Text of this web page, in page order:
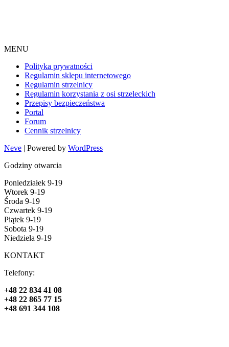
MENU
Polityka prywatności
Regulamin sklepu internetowego
Regulamin strzelnicy
Regulamin korzystania z osi strzeleckich
Przepisy bezpieczeństwa
Portal
Forum
Cennik strzelnicy
Neve | Powered by WordPress
Godziny otwarcia
Poniedziałek 9-19
Wtorek 9-19
Środa 9-19
Czwartek 9-19
Piątek 9-19
Sobota 9-19
Niedziela 9-19
KONTAKT
Telefony:
+48 22 834 41 08
+48 22 865 77 15
+48 691 344 108